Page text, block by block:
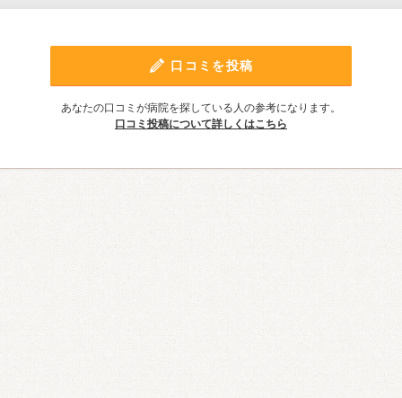
口コミを投稿
あなたの口コミが病院を探している人の参考になります。
口コミ投稿について詳しくはこちら